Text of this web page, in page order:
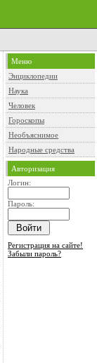
Меню
Энциклопедии
Наука
Человек
Гороскопы
Необъяснимое
Народные средства
Авторизация
Логин:
Пароль:
Регистрация на сайте!
Забыли пароль?